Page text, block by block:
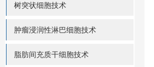
树突状细胞技术
肿瘤浸润性淋巴细胞技术
脂肪间充质干细胞技术